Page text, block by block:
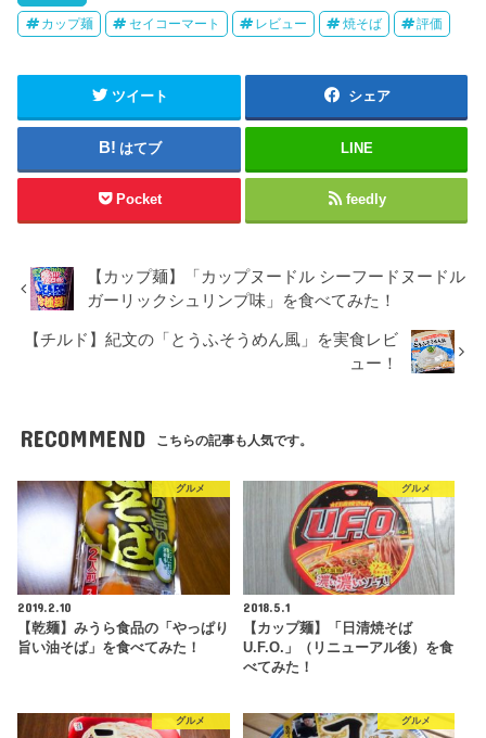
カップ麺 セイコーマート レビュー 焼そば 評価
ツイート シェア
はてブ LINE
Pocket feedly
【カップ麺】「カップヌードル シーフードヌードル
ガーリックシュリンプ味」を食べてみた！
【チルド】紀文の「とうふそうめん風」を実食レビ
ュー！
RECOMMEND こちらの記事も人気です。
グルメ
2019.2.10
【乾麺】みうら食品の「やっぱり
旨い油そば」を食べてみた！
グルメ
2018.5.1
【カップ麺】「日清焼そば
U.F.O.」（リニューアル後）を食
べてみた！
グルメ グルメ